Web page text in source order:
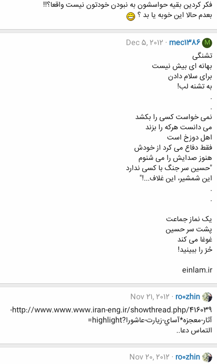
فکر کردین بقیه حواسشون به نبودن خودتون نیست واقعا؟!!
بعدم حالا این خوبه یا بد ؟
M
mec1386
Dec 5, 2012
تشنگی
بهانه ای بیش نیست
برای سلام دادن
به تشنه لب!
.
.
نمی خواست کسی را بکشد
می دانست هرکه را بزند
اهل دوزخ است
فقط دفاع می کرد از خودش
هنوز صدایش را می شنوم
"حسین سر جنگ با کسی ندارد
این شمشیر، این غلاف...!"
.
.
یک نماز جماعت
پشت سر حسین
غوغا می کند
حُرّ را ببینید!
einlam.ir
ro0zhin
Nov 21, 2012
http://www.www.www.iran-eng.ir/showthread.php/416039-
آثار-معجزه*آساي-زيارت-عاشورا?highlight=
التماس دعا..
ro0zhin
Nov 20, 2012